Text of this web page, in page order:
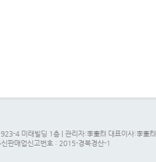
4 미래빌딩 1층 | 관리자:李奎烈 대표이사:李奎烈
판매업신고번호 : 2015-경북경산-1